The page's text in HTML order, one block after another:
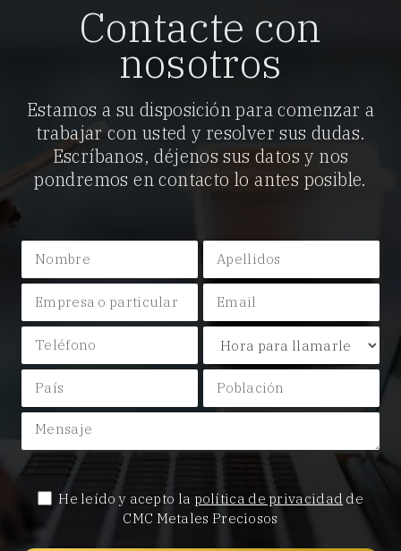
Contacte con
nosotros
Estamos a su disposición para comenzar a
trabajar con usted y resolver sus dudas.
Escríbanos, déjenos sus datos y nos
pondremos en contacto lo antes posible.
He leído y acepto la política de privacidad de
CMC Metales Preciosos